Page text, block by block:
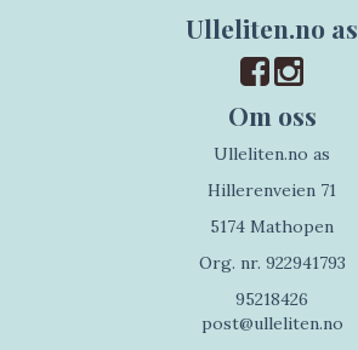
Ulleliten.no as
Om oss
Ulleliten.no as
Hillerenveien 71
5174 Mathopen
Org. nr. 922941793
95218426
post@ulleliten.no